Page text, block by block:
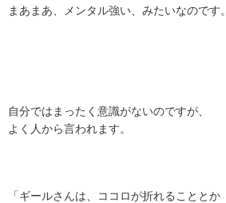
まあまあ、メンタル強い、みたいなのです。
自分ではまったく意識がないのですが、
よく人から言われます。
「ギールさんは、ココロが折れることとか